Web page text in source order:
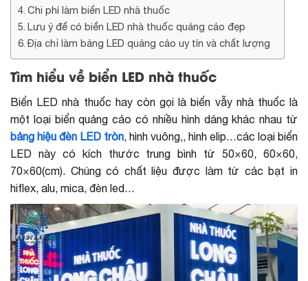
Chi phí làm biển LED nhà thuốc
Lưu ý để có biển LED nhà thuốc quảng cáo đẹp
Địa chỉ làm bảng LED quảng cáo uy tín và chất lượng
Tìm hiểu về biển LED nhà thuốc
Biển LED nhà thuốc hay còn gọi là biển vẫy nhà thuốc là
một loại biển quảng cáo có nhiều hình dáng khác nhau từ
bảng hiệu đèn LED tròn , hình vuông,, hình elip…các loại biển
LED này có kích thước trung bình từ 50×60, 60×60,
70×60(cm). Chúng có chất liệu được làm từ các bạt in
hiflex, alu, mica, đèn led…